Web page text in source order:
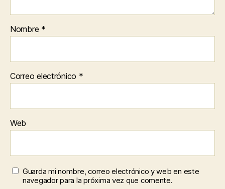
Nombre *
Correo electrónico *
Web
Guarda mi nombre, correo electrónico y web en este
navegador para la próxima vez que comente.